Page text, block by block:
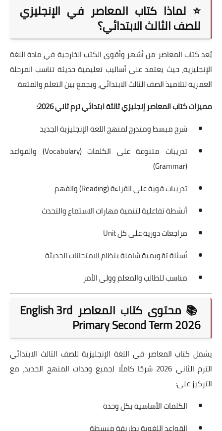
⭐ لماذا كتاب المعاصر في الإنجليزي
للصف الثالث الابتدائي؟
يُعد كتاب المعاصر من أشهر وأقوى الكتب الخارجية في مادة اللغة
الإنجليزية، حيث يعتمد على أساليب تعليمية حديثة تناسب المرحلة
العمرية لتلاميذ الصف الثالث الابتدائي، ويجمع بين التعلم والمتعة.
مميزات كتاب المعاصر إنجليزي ثالثة ابتدائي ترم ثاني 2026:
شرح مبسط ومتدرج لمنهج اللغة الإنجليزية الجديد
تدريبات متنوعة على الكلمات (Vocabulary) والقواعد
(Grammar)
تدريبات قوية على القراءة (Reading) والفهم
أنشطة تفاعلية لتنمية مهارات الاستماع والتحدث
مراجعات دورية على كل Unit
أسئلة تقويمية شاملة بنظام الامتحانات الحديثة
مناسب للطالب والمعلم وولي الأمر
📚 محتوى كتاب المعاصر English 3rd
Primary Second Term 2026
يشمل كتاب المعاصر في اللغة الإنجليزية للصف الثالث الابتدائي
الترم الثاني 2026 شرحًا كاملًا لجميع وحدات المنهج الجديد، مع
التركيز على:
الكلمات الأساسية بكل وحدة
القواعد اللغوية بطريقة مبسطة